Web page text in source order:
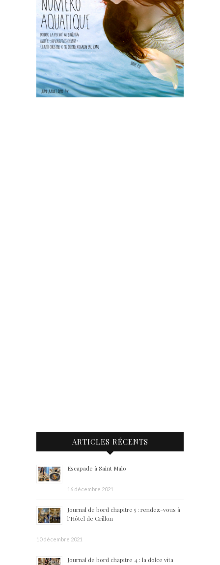
ARTICLES RÉCENTS
Escapade à Saint Malo
16 décembre 2021
Journal de bord chapitre 5 : rendez-vous à
l’Hôtel de Crillon
10 décembre 2021
Journal de bord chapitre 4 : la dolce vita